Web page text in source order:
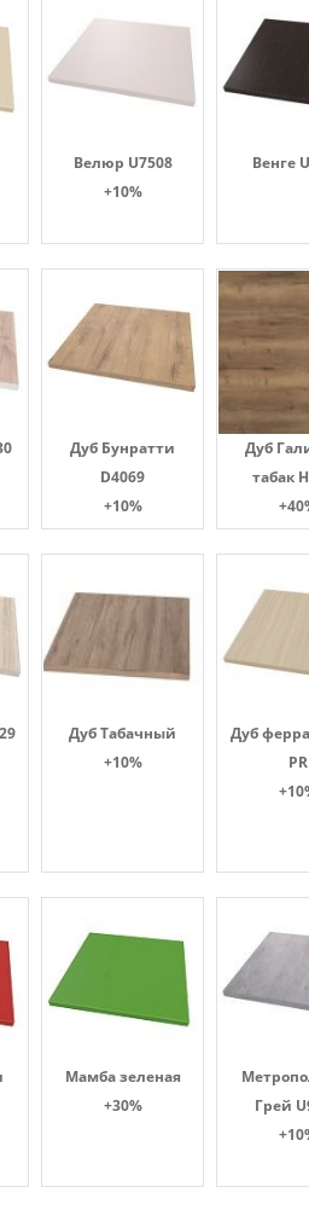
Велюр U7508
+10%
Венге
Дуб Бунратти
D4069
+10%
Дуб
табак
Дуб Табачный
+10%
Дуб
PR
Мамба зеленая
+30%
Грей